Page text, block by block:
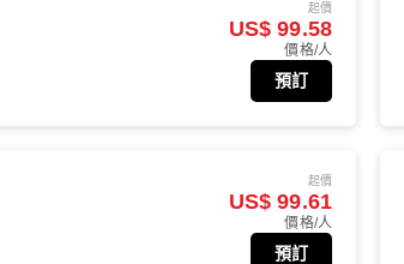
起價
US$ 99.58
價格/人
預訂
起價
US$ 99.61
價格/人
預訂